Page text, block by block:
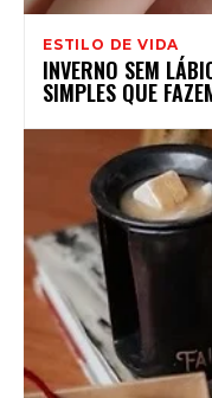
ESTILO DE VIDA
INVERNO SEM
SIMPLES QUE